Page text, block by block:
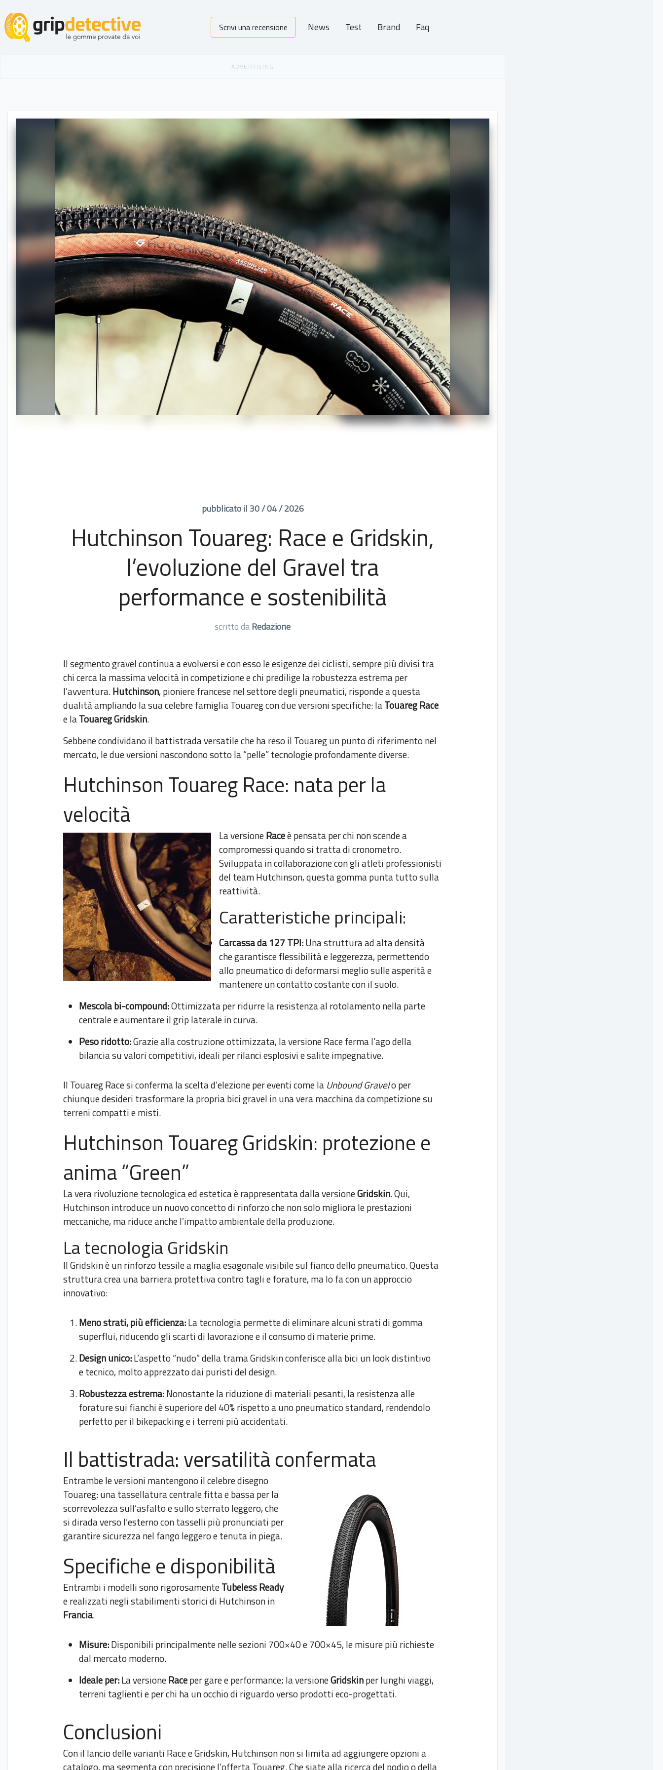
GripDetective Scrivi una recensione News Test Brand Faq
pubblicato il 30 / 04 / 2026
Hutchinson Touareg: Race e Gridskin,
l’evoluzione del Gravel tra
performance e sostenibilità
scritto daRedazione
Il segmento gravel continua a evolversi e con esso le esigenze dei ciclisti, sempre più divisi tra
chi cerca la massima velocità in competizione e chi predilige la robustezza estrema per
l’avventura.Hutchinson, pioniere francese nel settore degli pneumatici, risponde a questa
dualità ampliando la sua celebre famiglia Touareg con due versioni specifiche: laTouareg Race
e laTouareg Gridskin.
Sebbene condividano il battistrada versatile che ha reso il Touareg un punto di riferimento nel
mercato, le due versioni nascondono sotto la “pelle” tecnologie profondamente diverse.
Hutchinson Touareg Race: nata per la
velocità
La versioneRaceè pensata per chi non scende a
compromessi quando si tratta di cronometro.
Sviluppata in collaborazione con gli atleti professionisti
del team Hutchinson, questa gomma punta tutto sulla
reattività.
Caratteristiche principali:
Carcassa da 127 TPI:Una struttura ad alta densità
che garantisce flessibilità e leggerezza, permettendo
allo pneumatico di deformarsi meglio sulle asperità e
mantenere un contatto costante con il suolo.
Mescola bi-compound:Ottimizzata per ridurre la resistenza al rotolamento nella parte
centrale e aumentare il grip laterale in curva.
Peso ridotto:Grazie alla costruzione ottimizzata, la versione Race ferma l’ago della
bilancia su valori competitivi, ideali per rilanci esplosivi e salite impegnative.
Il Touareg Race si conferma la scelta d’elezione per eventi come la Unbound Gravelo per
chiunque desideri trasformare la propria bici gravel in una vera macchina da competizione su
terreni compatti e misti.
Hutchinson Touareg Gridskin: protezione e
anima “Green”
La vera rivoluzione tecnologica ed estetica è rappresentata dalla versioneGridskin. Qui,
Hutchinson introduce un nuovo concetto di rinforzo che non solo migliora le prestazioni
meccaniche, ma riduce anche l’impatto ambientale della produzione.
La tecnologia Gridskin
Il Gridskin è un rinforzo tessile a maglia esagonale visibile sul fianco dello pneumatico. Questa
struttura crea una barriera protettiva contro tagli e forature, ma lo fa con un approccio
innovativo:
Meno strati, più efficienza:La tecnologia permette di eliminare alcuni strati di gomma
superflui, riducendo gli scarti di lavorazione e il consumo di materie prime.
Design unico:L’aspetto “nudo” della trama Gridskin conferisce alla bici un look distintivo
e tecnico, molto apprezzato dai puristi del design.
Robustezza estrema:Nonostante la riduzione di materiali pesanti, la resistenza alle
forature sui fianchi è superiore del 40% rispetto a uno pneumatico standard, rendendolo
perfetto per il bikepacking e i terreni più accidentati.
Il battistrada: versatilità confermata
Entrambe le versioni mantengono il celebre disegno
Touareg: una tassellatura centrale fitta e bassa per la
scorrevolezza sull’asfalto e sullo sterrato leggero, che
si dirada verso l’esterno con tasselli più pronunciati per
garantire sicurezza nel fango leggero e tenuta in piega.
Specifiche e disponibilità
Entrambi i modelli sono rigorosamenteTubeless Ready
e realizzati negli stabilimenti storici di Hutchinson in
Francia.
Misure:Disponibili principalmente nelle sezioni 700×40 e 700×45, le misure più richieste
dal mercato moderno.
Ideale per:La versioneRaceper gare e performance; la versioneGridskinper lunghi viaggi,
terreni taglienti e per chi ha un occhio di riguardo verso prodotti eco-progettati.
Conclusioni
Con il lancio delle varianti Race e Gridskin, Hutchinson non si limita ad aggiungere opzioni a
catalogo, ma segmenta con precisione l’offerta Touareg. Che siate alla ricerca del podio o della